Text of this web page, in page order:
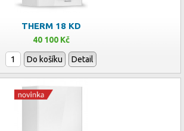
THERM 18 KD
40 100 Kč
Do košíku Detail